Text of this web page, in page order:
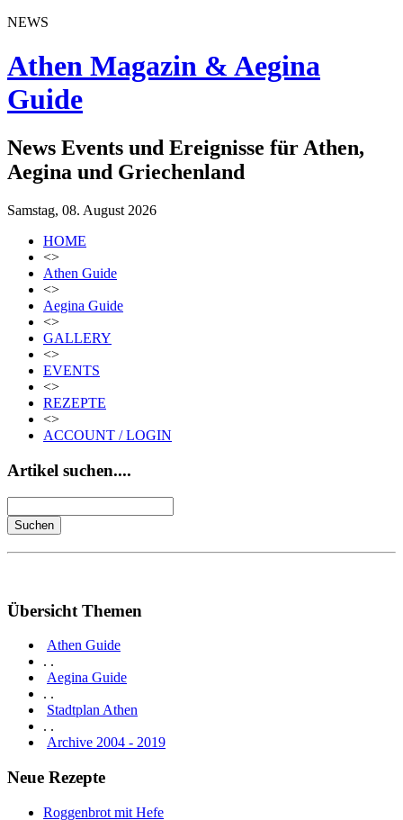
NEWS
Athen Magazin & Aegina
Guide
News Events und Ereignisse für Athen,
Aegina und Griechenland
Samstag, 08. August 2026
HOME
<>
Athen Guide
<>
Aegina Guide
<>
GALLERY
<>
EVENTS
<>
REZEPTE
<>
ACCOUNT / LOGIN
Artikel suchen....
Übersicht Themen
Athen Guide
. .
Aegina Guide
. .
Stadtplan Athen
. .
Archive 2004 - 2019
Neue Rezepte
Roggenbrot mit Hefe